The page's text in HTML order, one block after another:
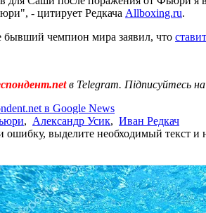
- цитирует Редкача Allboxing.ru.
чемпион мира заявил, что
в Telegram. Підписуйтесь
в Google News
, Александр Усик, Иван Редкач
ошибку, выделите необходимый текст